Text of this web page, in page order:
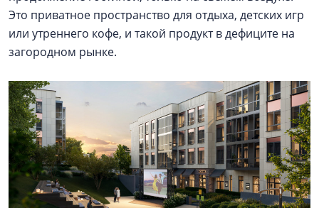
Это приватное пространство для отдыха, детских игр
или утреннего кофе, и такой продукт в дефиците на
загородном рынке.